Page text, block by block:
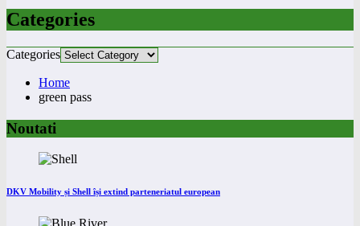
Categories
Categories
Home
green pass
Noutati
DKV Mobility și Shell își extind parteneriatul european